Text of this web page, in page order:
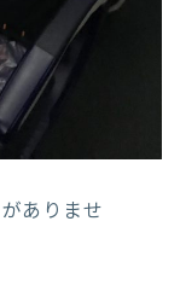
ありませ